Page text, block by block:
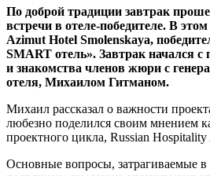
По доброй традиции завтрак
встречи в отеле-победителе. В этом
Azimut Hotel Smolenskaya,
SMART отель». Завтрак начался с
и знакомства членов жюри с
отеля, Михаилом Гитманом.
Михаил рассказал о важности
любезно поделился своим мнением
проектного цикла, Russian Hospitality
Основные вопросы, затрагиваемые в